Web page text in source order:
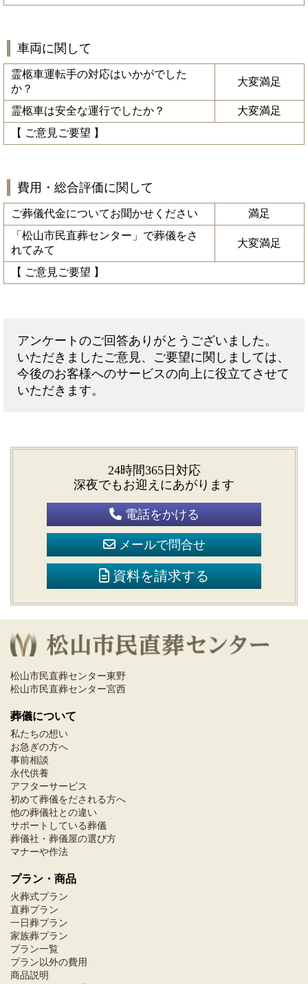
車両に関して
霊柩車運転手の対応はいかがでした
か？
大変満足
霊柩車は安全な運行でしたか？
大変満足
【 ご意見ご要望 】
費用・総合評価に関して
ご葬儀代金についてお聞かせください
満足
「松山市民直葬センター」で葬儀をさ
れてみて
大変満足
【 ご意見ご要望 】
アンケートのご回答ありがとうございました。
いただきましたご意見、ご要望に関しましては、
今後のお客様へのサービスの向上に役立てさせて
いただきます。
24時間365日対応
深夜でもお迎えにあがります
電話をかける
メールで問合せ
資料を請求する
松山市民直葬センター東野
松山市民直葬センター宮西
葬儀について
私たちの想い
お急ぎの方へ
事前相談
永代供養
アフターサービス
初めて葬儀をだされる方へ
他の葬儀社との違い
サポートしている葬儀
葬儀社・葬儀屋の選び方
マナーや作法
プラン・商品
火葬式プラン
直葬プラン
一日葬プラン
家族葬プラン
プラン一覧
プラン以外の費用
商品説明